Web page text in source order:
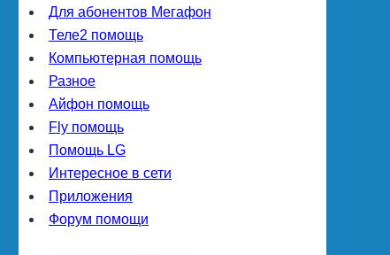
Для абонентов Мегафон
Теле2 помощь
Компьютерная помощь
Разное
Айфон помощь
Fly помощь
Помощь LG
Интересное в сети
Приложения
Форум помощи